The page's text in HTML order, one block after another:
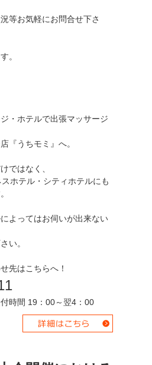
等お気軽にお問合せ下さ
。
・ホテルで出張マッサージ
『うちモミ』へ。
ではなく、
ホテル・シティホテルにも
よってはお伺いが出来ない
い。
先はこちらへ！
00～翌4：00